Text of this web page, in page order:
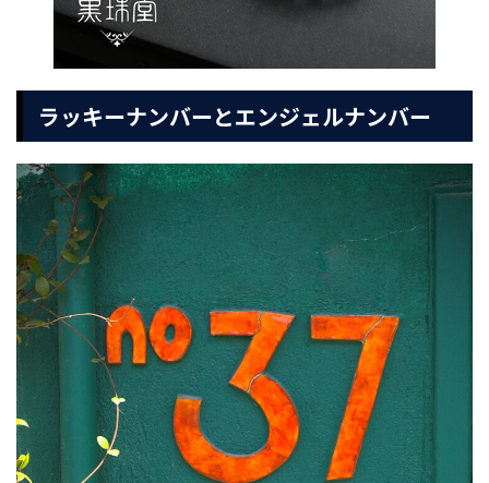
ラッキーナンバーとエンジェルナンバー